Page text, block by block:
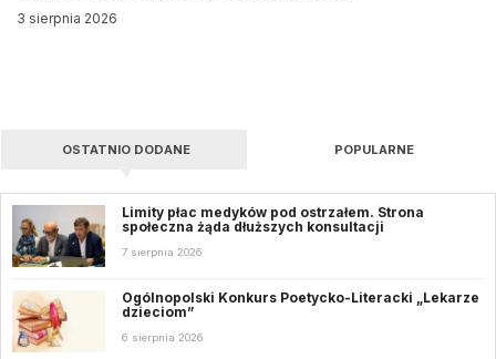
3 sierpnia 2026
OSTATNIO DODANE POPULARNE
Limity płac medyków pod ostrzałem. Strona
społeczna żąda dłuższych konsultacji
7 sierpnia 2026
Ogólnopolski Konkurs Poetycko-Literacki „Lekarze
dzieciom”
6 sierpnia 2026